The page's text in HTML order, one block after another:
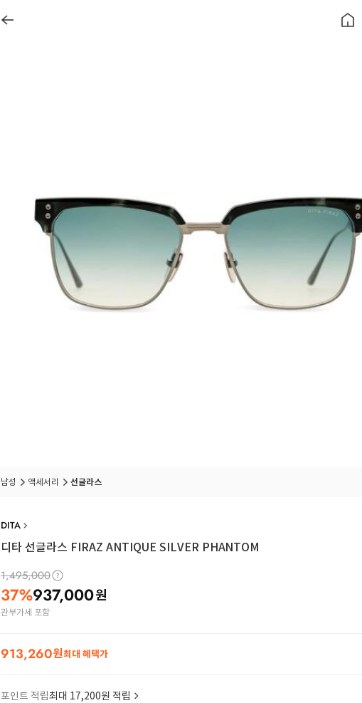
남성 액세서리 선글라스
DITA
디타 선글라스 FIRAZ ANTIQUE SILVER PHANTOM
1,495,000
37%937,000원
관부가세 포함
913,260원최대 혜택가
포인트 적립최대 17,200원 적립